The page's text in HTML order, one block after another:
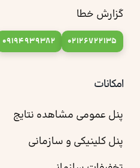
گزارش خطا
02126722135
09194939382
امکانات
پنل عمومی مشاهده نتایج
پنل کلینیکی و سازمانی